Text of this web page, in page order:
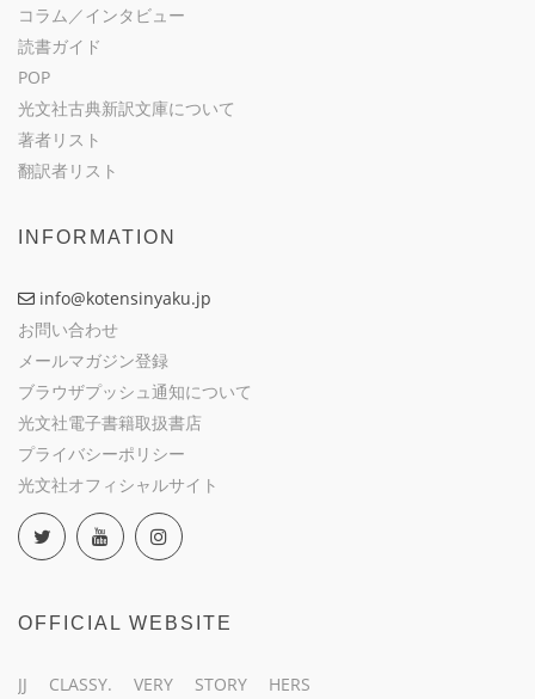
コラム／インタビュー
読書ガイド
POP
光文社古典新訳文庫について
著者リスト
翻訳者リスト
INFORMATION
info@kotensinyaku.jp
お問い合わせ
メールマガジン登録
ブラウザプッシュ通知について
光文社電子書籍取扱書店
プライバシーポリシー
光文社オフィシャルサイト
OFFICIAL WEBSITE
JJ CLASSY. VERY STORY HERS